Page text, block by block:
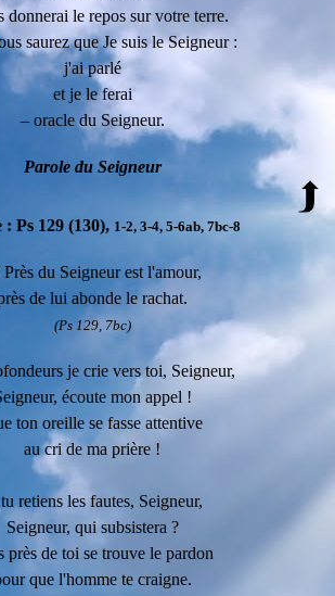
donnerai le repos sur votre terre.
saurez que Je suis le Seigneur :
j'ai parlé
et je le ferai
– oracle du Seigneur.
Parole du Seigneur
: Ps 129 (130), 1-2, 3-4, 5-6ab, 7bc-8
du Seigneur est l'amour,
de lui abonde le rachat.
(Ps 129, 7bc)
je crie vers toi, Seigneur,
écoute mon appel !
ton oreille se fasse attentive
au cri de ma prière !
retiens les fautes, Seigneur,
Seigneur, qui subsistera ?
près de toi se trouve le pardon
que l'homme te craigne.